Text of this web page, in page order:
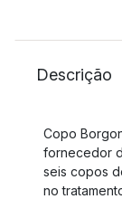
Descrição
Copo
fornecedor
seis copos
no